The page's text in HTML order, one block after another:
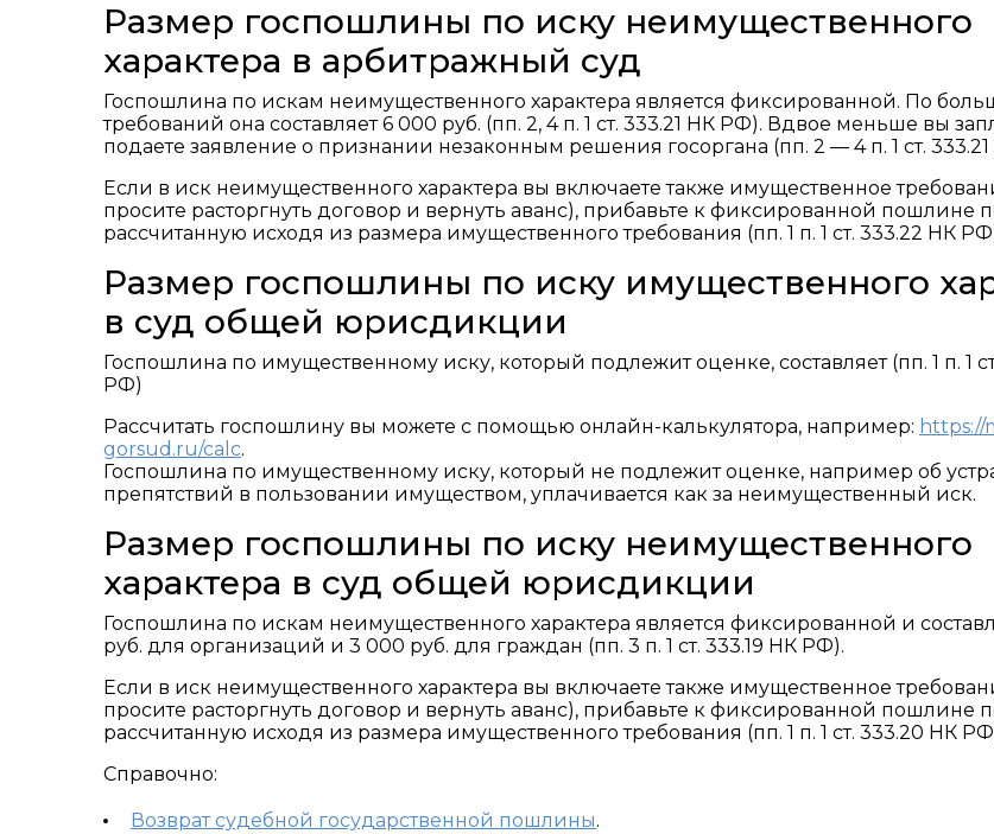
Размер госпошлины по иску неимущественного
характера в арбитражный суд
Госпошлина по искам неимущественного характера является фиксированной. По
требований она составляет 6 000 руб. (пп. 2, 4 п. 1 ст. 333.21 НК РФ). Вдвое меньше вы
подаете заявление о признании незаконным решения госоргана (пп. 2 — 4 п. 1 ст.
Если в иск неимущественного характера вы включаете также имущественное
просите расторгнуть договор и вернуть аванс), прибавьте к фиксированной пошлине
рассчитанную исходя из размера имущественного требования (пп. 1 п. 1 ст. 333.22 НК
Размер госпошлины по иску имущественного
в суд общей юрисдикции
Госпошлина по имущественному иску, который подлежит оценке, составляет (пп. 1 п. 1
РФ)
Рассчитать госпошлину вы можете с помощью онлайн-калькулятора, например: https://
gorsud.ru/calc.
Госпошлина по имущественному иску, который не подлежит оценке, например об
препятствий в пользовании имуществом, уплачивается как за неимущественный иск.
Размер госпошлины по иску неимущественного
характера в суд общей юрисдикции
Госпошлина по искам неимущественного характера является фиксированной и
руб. для организаций и 3 000 руб. для граждан (пп. 3 п. 1 ст. 333.19 НК РФ).
Если в иск неимущественного характера вы включаете также имущественное
просите расторгнуть договор и вернуть аванс), прибавьте к фиксированной пошлине
рассчитанную исходя из размера имущественного требования (пп. 1 п. 1 ст. 333.20 НК
Справочно:
Возврат судебной государственной пошлины.